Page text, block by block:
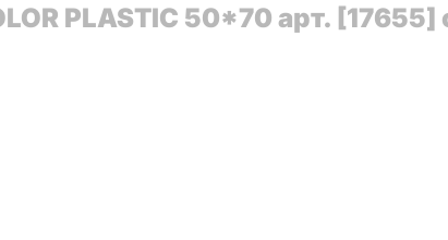
PLASTIC 50*70 арт. [17655]